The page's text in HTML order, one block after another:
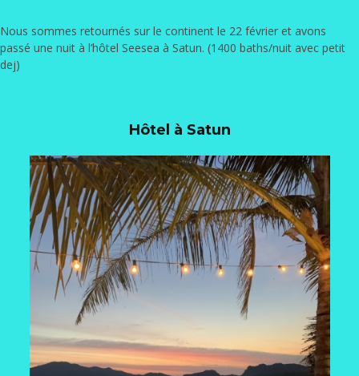
Nous sommes retournés sur le continent le 22 février et avons
passé une nuit à l’hôtel Seesea à Satun. (1400 baths/nuit avec petit
dej)
Hôtel à Satun